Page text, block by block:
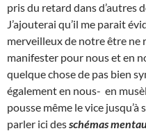
pris du retard dans d’autres
J’ajouterai qu’il me parait
merveilleux de notre être ne
manifester pour nous et en
quelque chose de pas bien
également en nous- en
pousse même le vice
parler ici desschémas